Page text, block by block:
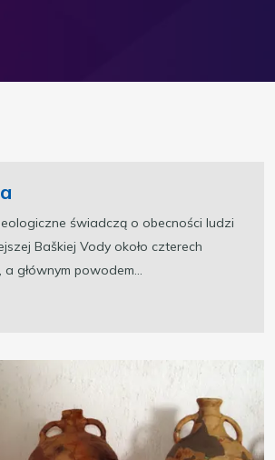
świadczą o obecności ludzi
Baškiej Vody około czterech
a głównym powodem...